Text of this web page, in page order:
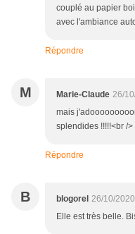
couplé au papier
avec l'ambiance
Répondre
M Marie-Claude 26/
mais
splendides !!!!!<br /
Répondre
B blogorel 26/10/
Elle est très belle.